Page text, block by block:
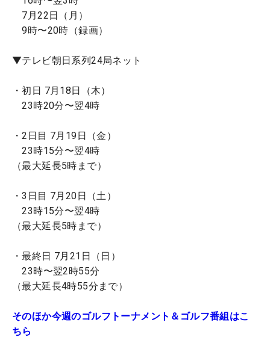
7月22日（月）
9時〜20時（録画）
▼テレビ朝日系列24局ネット
・初日 7月18日（木）
23時20分〜翌4時
・2日目 7月19日（金）
23時15分〜翌4時
（最大延長5時まで）
・3日目 7月20日（土）
23時15分〜翌4時
（最大延長5時まで）
・最終日 7月21日（日）
23時〜翌2時55分
（最大延長4時55分まで）
そのほか今週のゴルフトーナメント＆ゴルフ番組はこ
ちら